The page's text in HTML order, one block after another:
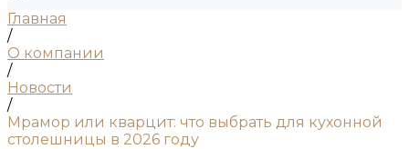
Главная
/
О компании
/
Новости
/
Мрамор или кварцит: что выбрать для кухонной
столешницы в 2026 году